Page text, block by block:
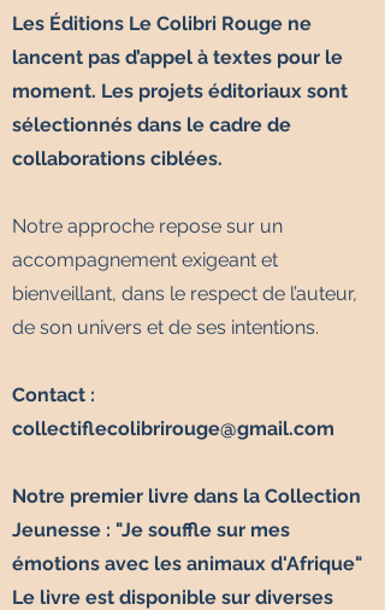
Les Éditions Le Colibri Rouge ne
lancent pas d’appel à textes pour le
moment. Les projets éditoriaux sont
sélectionnés dans le cadre de
collaborations ciblées.
Notre approche repose sur un
accompagnement exigeant et
bienveillant, dans le respect de l’auteur,
de son univers et de ses intentions.
Contact :
collectiflecolibrirouge@gmail.com
Notre premier livre dans la Collection
Jeunesse : "Je souffle sur mes
émotions avec les animaux d'Afrique" ​
Le livre est disponible sur diverses